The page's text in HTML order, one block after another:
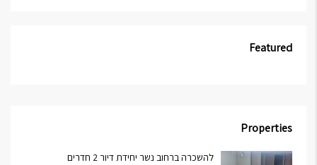
Featured
Properties
להשכרה ברחוב נשר יחידת דיור 2 חדרים